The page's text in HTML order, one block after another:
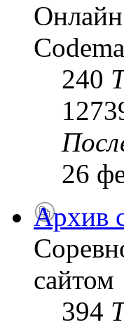
240
26
Архив
сайтом
394